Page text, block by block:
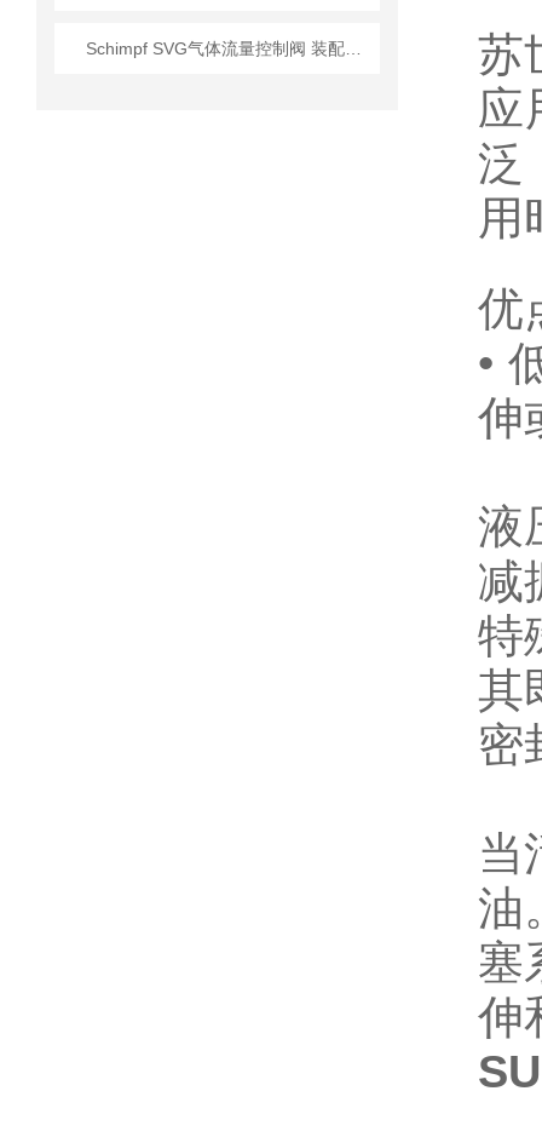
苏
应
泛
用
优
•
伸
液
减
特
其
密
当
油
塞
伸